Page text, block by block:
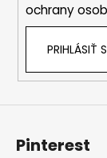
ochrany
PRIHLÁSIŤ
Pinterest